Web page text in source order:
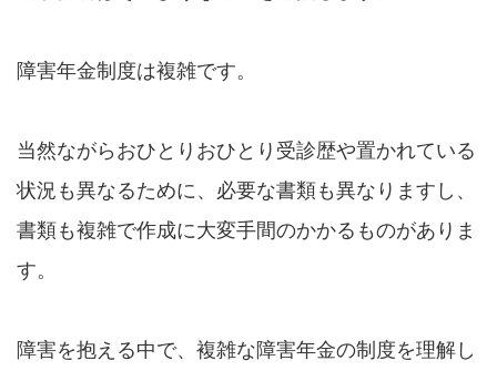
障害年金制度は複雑です。
当然ながらおひとりおひとり受診歴や置かれている
状況も異なるために、必要な書類も異なりますし、
書類も複雑で作成に大変手間のかかるものがありま
す。
障害を抱える中で、複雑な障害年金の制度を理解し